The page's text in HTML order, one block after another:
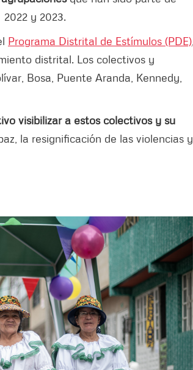
y 2023.
Programa Distrital de Estímulos (PDE)
distrital. Los colectivos y
Bosa, Puente Aranda, Kennedy,
visibilizar a estos colectivos y su
la resignificación de las violencias y